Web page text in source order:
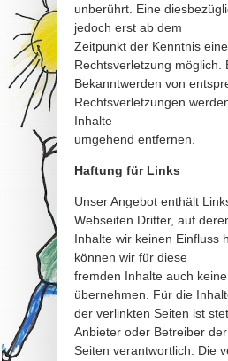
unberührt. Eine
jedoch erst ab dem
Zeitpunkt der Kenntnis
Rechtsverletzung möglich.
Bekanntwerden von
Rechtsverletzungen
Inhalte
umgehend entfernen.
Haftung für Links
Unser Angebot enthält
Webseiten Dritter, auf
Inhalte wir keinen Einfluss
können wir für diese
fremden Inhalte auch
übernehmen. Für die
der verlinkten Seiten ist
Anbieter oder Betreiber der
Seiten verantwortlich. Die